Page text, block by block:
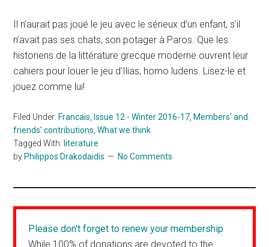
Il n’aurait pas joué le jeu avec le sérieux d’un enfant, s’il
n’avait pas ses chats, son potager à Paros. Que les
historiens de la littérature grecque moderne ouvrent leur
cahiers pour louer le jeu d’Ilias, homo ludens. Lisez-le et
jouez comme lui!
Filed Under: Francais Issue 12 - Winter 2016-17 Members' and
friends' contributions ,What we think
Tagged With: literature
by Philippos Drakodaidis No Comments
Please don't forget to renew your membership
While 100% of donations are devoted to the